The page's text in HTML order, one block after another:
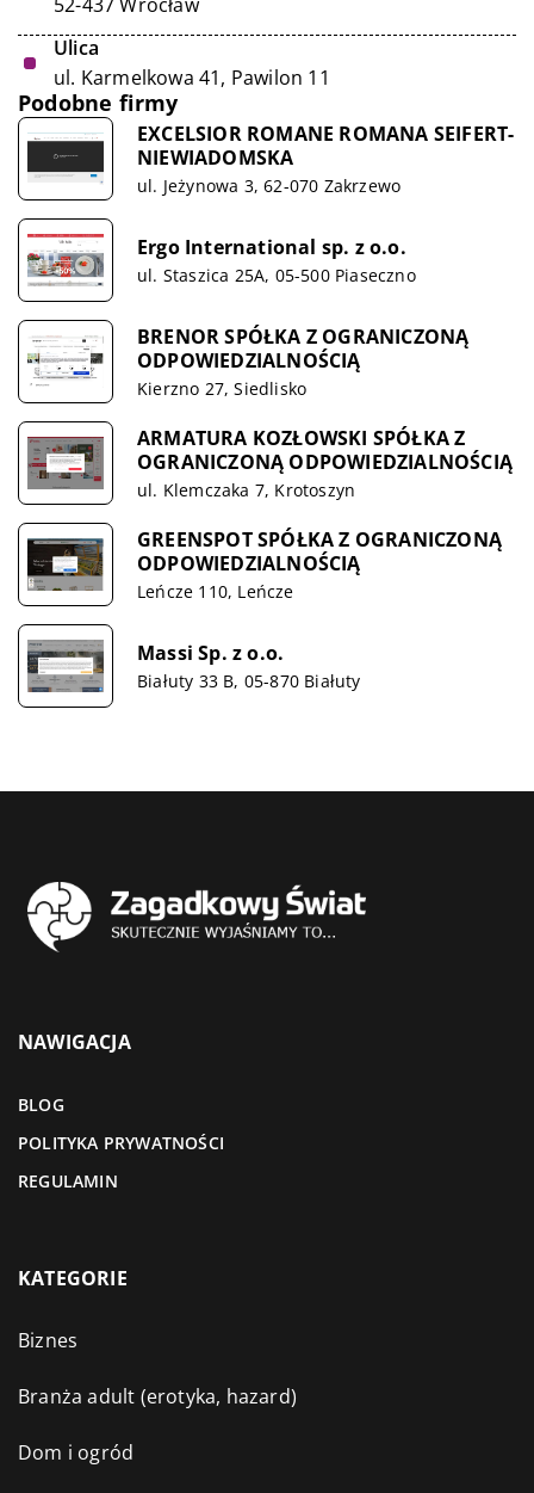
Ulica
ul. Karmelkowa 41, Pawilon 11
Podobne firmy
EXCELSIOR ROMANE ROMANA SEIFERT-
NIEWIADOMSKA
ul. Jeżynowa 3, 62-070 Zakrzewo
Ergo International sp. z o.o.
ul. Staszica 25A, 05-500 Piaseczno
BRENOR SPÓŁKA Z OGRANICZONĄ
ODPOWIEDZIALNOŚCIĄ
Kierzno 27, Siedlisko
ARMATURA KOZŁOWSKI SPÓŁKA Z
OGRANICZONĄ ODPOWIEDZIALNOŚCIĄ
ul. Klemczaka 7, Krotoszyn
GREENSPOT SPÓŁKA Z OGRANICZONĄ
ODPOWIEDZIALNOŚCIĄ
Leńcze 110, Leńcze
Massi Sp. z o.o.
Białuty 33 B, 05-870 Białuty
NAWIGACJA
BLOG
POLITYKA PRYWATNOŚCI
REGULAMIN
KATEGORIE
Biznes
Branża adult (erotyka, hazard)
Dom i ogród